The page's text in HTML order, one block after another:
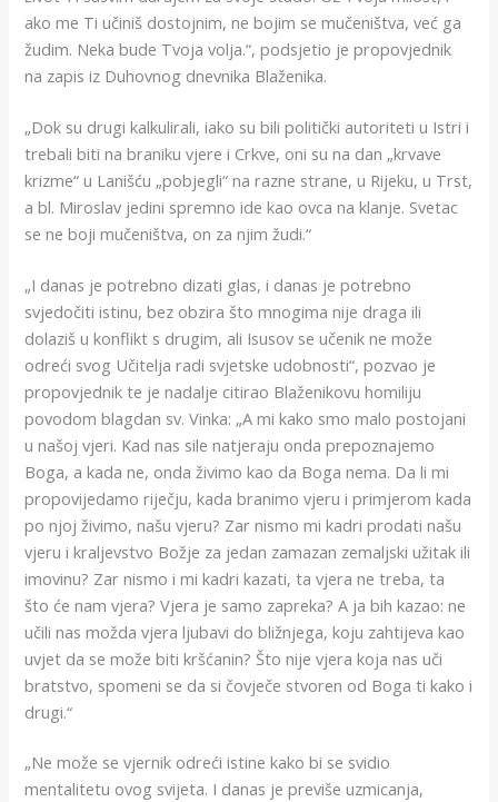
ako me Ti učiniš dostojnim, ne bojim se mučeništva, već ga
žudim. Neka bude Tvoja volja.“, podsjetio je propovjednik
na zapis iz Duhovnog dnevnika Blaženika.
„Dok su drugi kalkulirali, iako su bili politički autoriteti u Istri i
trebali biti na braniku vjere i Crkve, oni su na dan „krvave
krizme“ u Lanišću „pobjegli“ na razne strane, u Rijeku, u Trst,
a bl. Miroslav jedini spremno ide kao ovca na klanje. Svetac
se ne boji mučeništva, on za njim žudi.“
„I danas je potrebno dizati glas, i danas je potrebno
svjedočiti istinu, bez obzira što mnogima nije draga ili
dolaziš u konflikt s drugim, ali Isusov se učenik ne može
odreći svog Učitelja radi svjetske udobnosti“, pozvao je
propovjednik te je nadalje citirao Blaženikovu homiliju
povodom blagdan sv. Vinka: „A mi kako smo malo postojani
u našoj vjeri. Kad nas sile natjeraju onda prepoznajemo
Boga, a kada ne, onda živimo kao da Boga nema. Da li mi
propovijedamo riječju, kada branimo vjeru i primjerom kada
po njoj živimo, našu vjeru? Zar nismo mi kadri prodati našu
vjeru i kraljevstvo Božje za jedan zamazan zemaljski užitak ili
imovinu? Zar nismo i mi kadri kazati, ta vjera ne treba, ta
što će nam vjera? Vjera je samo zapreka? A ja bih kazao: ne
učili nas možda vjera ljubavi do bližnjega, koju zahtijeva kao
uvjet da se može biti kršćanin? Što nije vjera koja nas uči
bratstvo, spomeni se da si čovječe stvoren od Boga ti kako i
drugi.“
„Ne može se vjernik odreći istine kako bi se svidio
mentalitetu ovog svijeta. I danas je previše uzmicanja,